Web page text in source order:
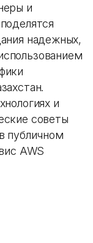
и
надежных,
и
советы
публичном
AWS